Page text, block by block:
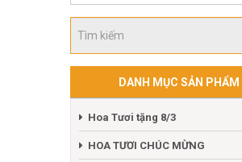
DANH MỤC SẢN PHẨM
Hoa Tươi tặng 8/3
HOA TƯƠI CHÚC MỪNG